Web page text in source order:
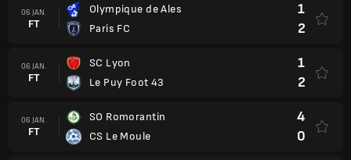
06 JAN.
FT
Olympique de Ales
Paris FC
1
2
06 JAN.
FT
SC Lyon
Le Puy Foot 43
1
2
06 JAN.
FT
SO Romorantin
CS Le Moule
4
0